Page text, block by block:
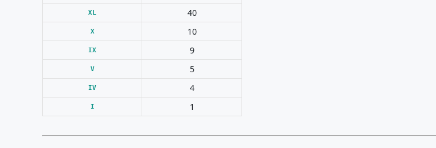
XL 40
X 10
IX 9
V 5
IV 4
I 1